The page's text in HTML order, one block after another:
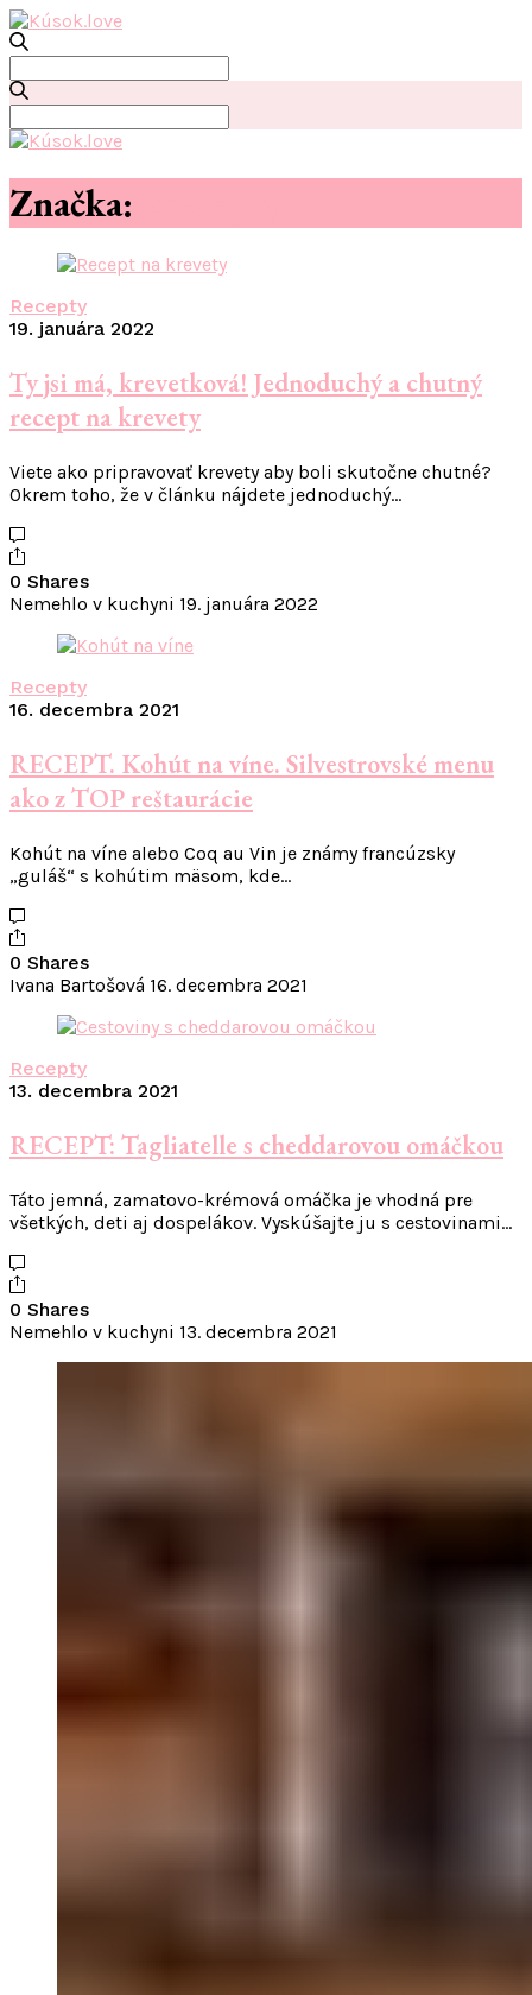
for:
for:
Značka:
Recepty
19. januára 2022
Ty jsi má, krevetková! Jednoduchý a chutný
recept na krevety
Viete ako pripravovať krevety aby boli skutočne chutné?
Okrem toho, že v článku nájdete jednoduchý…
0 Shares
Nemehlo v kuchyni 19. januára 2022
Recepty
16. decembra 2021
RECEPT. Kohút na víne. Silvestrovské menu
ako z TOP reštaurácie
Kohút na víne alebo Coq au Vin je známy francúzsky
„guláš“ s kohútim mäsom, kde…
0 Shares
Ivana Bartošová 16. decembra 2021
Recepty
13. decembra 2021
RECEPT: Tagliatelle s cheddarovou omáčkou
Táto jemná, zamatovo-krémová omáčka je vhodná pre
všetkých, deti aj dospelákov. Vyskúšajte ju s cestovinami…
0 Shares
Nemehlo v kuchyni 13. decembra 2021